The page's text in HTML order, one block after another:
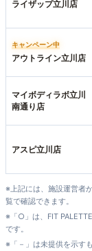
ライザップ立川店
キャンペーン中
アウトライン立川店
マイボディラボ立川
南通り店
アスピ立川店
※上記には、施設運営者
覧で確認できます。
※「○」は、FIT
です。
※「－」は未提供を示す